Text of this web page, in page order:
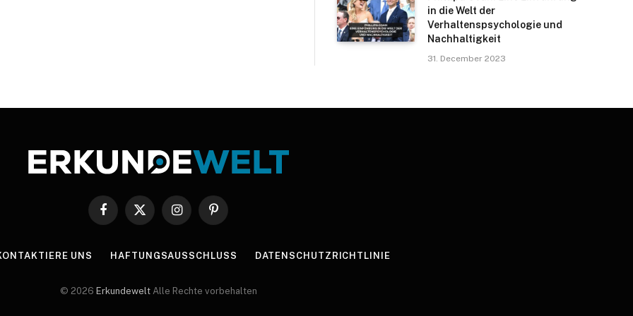
in die Welt der
Verhaltenspsychologie und
Nachhaltigkeit
31. December 2023
Facebook
X
InstagramPinterest
UNS HAFTUNGSAUSSCHLUSS DATENSCHUTZRICHTLINIE
© 2026 Erkundewelt Alle Rechte vorbehalten